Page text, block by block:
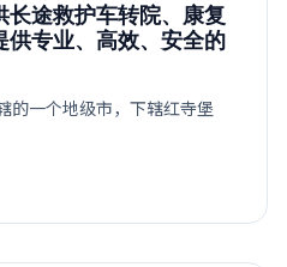
途救护车转院、康复
供专业、高效、安全的
的一个地级市，下辖红寺堡